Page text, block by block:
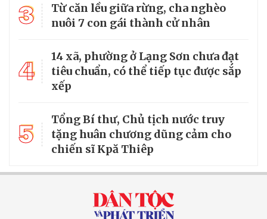
3
Từ căn lều giữa rừng, cha nghèo
nuôi 7 con gái thành cử nhân
4
14 xã, phường ở Lạng Sơn chưa đạt
tiêu chuẩn, có thể tiếp tục được sắp
xếp
5
Tổng Bí thư, Chủ tịch nước truy
tặng huân chương dũng cảm cho
chiến sĩ Kpă Thiêp